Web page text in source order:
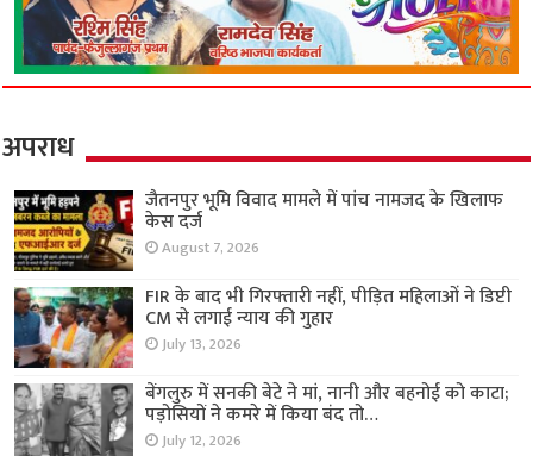
अपराध
जैतनपुर भूमि विवाद मामले में पांच नामजद के खिलाफ
केस दर्ज
August 7, 2026
FIR के बाद भी गिरफ्तारी नहीं, पीड़ित महिलाओं ने डिप्टी
CM से लगाई न्याय की गुहार
July 13, 2026
बेंगलुरु में सनकी बेटे ने मां, नानी और बहनोई को काटा;
पड़ोसियों ने कमरे में किया बंद तो…
July 12, 2026